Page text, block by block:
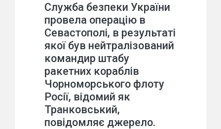
Служба безпеки України
провела операцію в
Севастополі, в результаті
якої був нейтралізований
командир штабу
ракетних кораблів
Чорноморського флоту
Росії, відомий як
Транковський,
повідомляє джерело.